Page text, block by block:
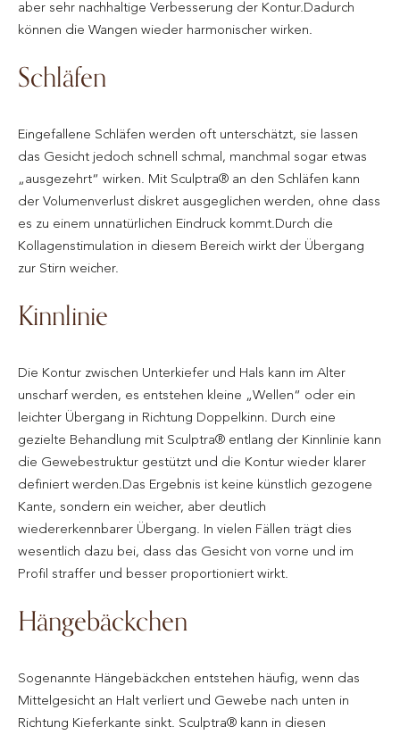
aber sehr nachhaltige Verbesserung der Kontur.Dadurch
können die Wangen wieder harmonischer wirken.
Schläfen
Eingefallene Schläfen werden oft unterschätzt, sie lassen
das Gesicht jedoch schnell schmal, manchmal sogar etwas
„ausgezehrt“ wirken. Mit Sculptra® an den Schläfen kann
der Volumenverlust diskret ausgeglichen werden, ohne dass
es zu einem unnatürlichen Eindruck kommt.Durch die
Kollagenstimulation in diesem Bereich wirkt der Übergang
zur Stirn weicher.
Kinnlinie
Die Kontur zwischen Unterkiefer und Hals kann im Alter
unscharf werden, es entstehen kleine „Wellen“ oder ein
leichter Übergang in Richtung Doppelkinn. Durch eine
gezielte Behandlung mit Sculptra® entlang der Kinnlinie kann
die Gewebestruktur gestützt und die Kontur wieder klarer
definiert werden.Das Ergebnis ist keine künstlich gezogene
Kante, sondern ein weicher, aber deutlich
wiedererkennbarer Übergang. In vielen Fällen trägt dies
wesentlich dazu bei, dass das Gesicht von vorne und im
Profil straffer und besser proportioniert wirkt.
Hängebäckchen
Sogenannte Hängebäckchen entstehen häufig, wenn das
Mittelgesicht an Halt verliert und Gewebe nach unten in
Richtung Kieferkante sinkt. Sculptra® kann in diesen